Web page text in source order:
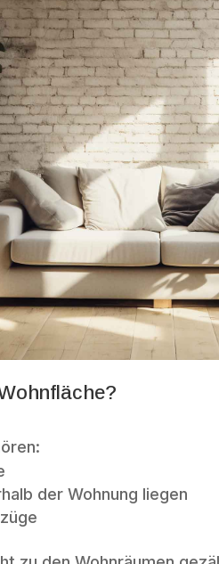
der Wohnung liegen